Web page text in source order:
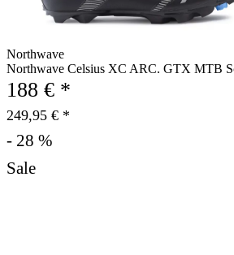
Northwave
Northwave Celsius XC ARC. GTX MTB
188 € *
249,95 € *
- 28 %
Sale